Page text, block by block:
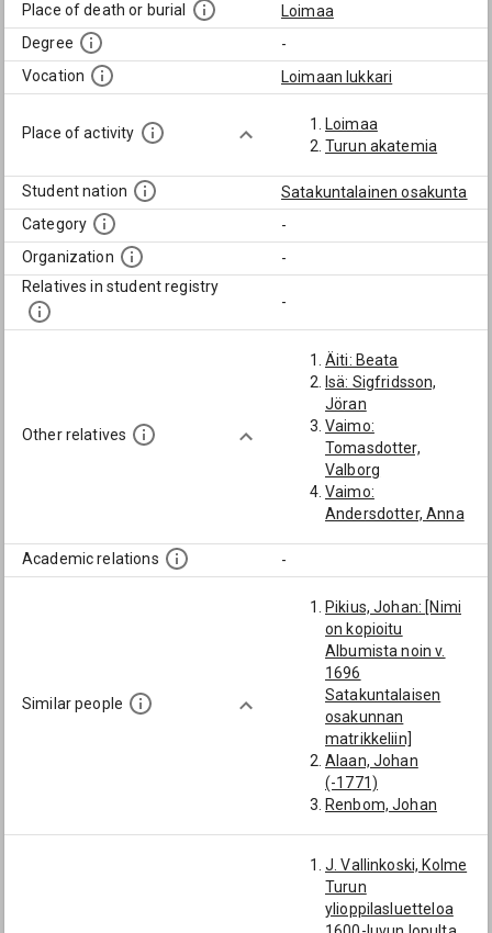
Place of death or burial
Loimaa
Degree
-
Vocation
Loimaan lukkari
Place of activity
Loimaa
Turun akatemia
Student nation
Satakuntalainen osakunta
Category
-
Organization
-
Relatives in student registry
-
Other relatives
Äiti: Beata
Isä: Sigfridsson,
Jöran
Vaimo:
Tomasdotter,
Valborg
Vaimo:
Andersdotter, Anna
Academic relations -
Similar people
Pikius, Johan: [Nimi
on kopioitu
Albumista noin v.
1696
Satakuntalaisen
osakunnan
matrikkeliin]
Alaan, Johan
(-1771)
Renbom, Johan
(1714-): [Loimaa]
Kinninmundt, Johan:
[1677/78; Ylioppilas
J. Vallinkoski, Kolme
Turun
ylioppilasluetteloa